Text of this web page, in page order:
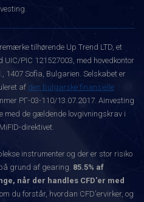
tilhørende Up Trend LTD, et
PIC 121527003, med hovedkontor
1407 Sofia, Bulgarien. Selskabet er
af den bulgarske finansielle
РГ-03-110/13.07.2017. Ainvesting
med de gældende lovgivningskrav i
direktivet.
instrumenter og der er stor risiko
grund af gearing. 85.5% af
når der handles CFD'er med
du forstår, hvordan CFD'ervirker, og